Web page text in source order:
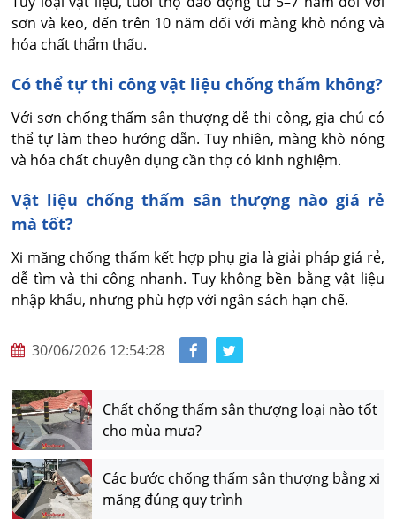
sơn và keo, đến trên 10 năm đối với màng khò nóng và
hóa chất thẩm thấu.
Có thể tự thi công vật liệu chống thấm không?
Với sơn chống thấm sân thượng dễ thi công, gia chủ có
thể tự làm theo hướng dẫn. Tuy nhiên, màng khò nóng
và hóa chất chuyên dụng cần thợ có kinh nghiệm.
Vật liệu chống thấm sân thượng nào giá rẻ
mà tốt?
Xi măng chống thấm kết hợp phụ gia là giải pháp giá rẻ,
dễ tìm và thi công nhanh. Tuy không bền bằng vật liệu
nhập khẩu, nhưng phù hợp với ngân sách hạn chế.
30/06/2026 12:54:28
Chất chống thấm sân thượng loại nào tốt
cho mùa mưa?
Các bước chống thấm sân thượng bằng xi
măng đúng quy trình